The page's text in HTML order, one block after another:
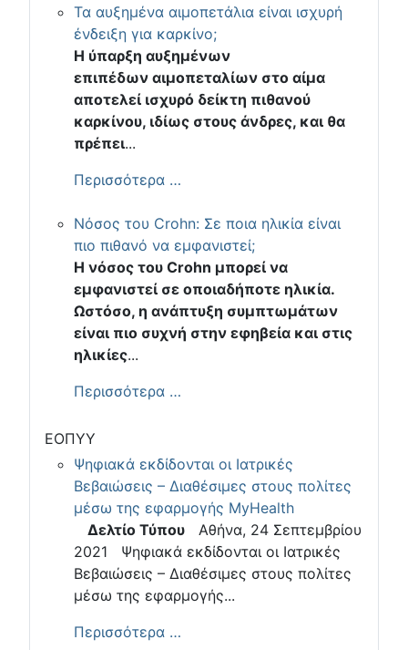
Τα αυξημένα αιμοπετάλια είναι ισχυρή
ένδειξη για καρκίνο;
Η ύπαρξη αυξημένων
επιπέδων αιμοπεταλίων στο αίμα
αποτελεί ισχυρό δείκτη πιθανού
καρκίνου, ιδίως στους άνδρες, και θα
πρέπει...
Περισσότερα …
Νόσος του Crohn: Σε ποια ηλικία είναι
πιο πιθανό να εμφανιστεί;
Η νόσος του Crohn μπορεί να
εμφανιστεί σε οποιαδήποτε ηλικία.
Ωστόσο, η ανάπτυξη συμπτωμάτων
είναι πιο συχνή στην εφηβεία και στις
ηλικίες...
Περισσότερα …
ΕΟΠΥΥ
Ψηφιακά εκδίδονται οι Ιατρικές
Βεβαιώσεις – Διαθέσιμες στους πολίτες
μέσω της εφαρμογής MyHealth
Δελτίο Τύπου Αθήνα, 24 Σεπτεμβρίου
2021 Ψηφιακά εκδίδονται οι Ιατρικές
Βεβαιώσεις – Διαθέσιμες στους πολίτες
μέσω της εφαρμογής...
Περισσότερα …